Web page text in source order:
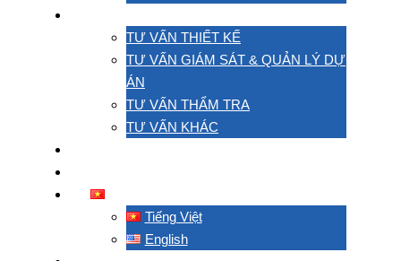
TƯ VẤN THIẾT KẾ
TƯ VẤN GIÁM SÁT & QUẢN LÝ DỰ
ÁN
TƯ VẤN THẨM TRA
TƯ VẤN KHÁC
Tiếng Việt
English